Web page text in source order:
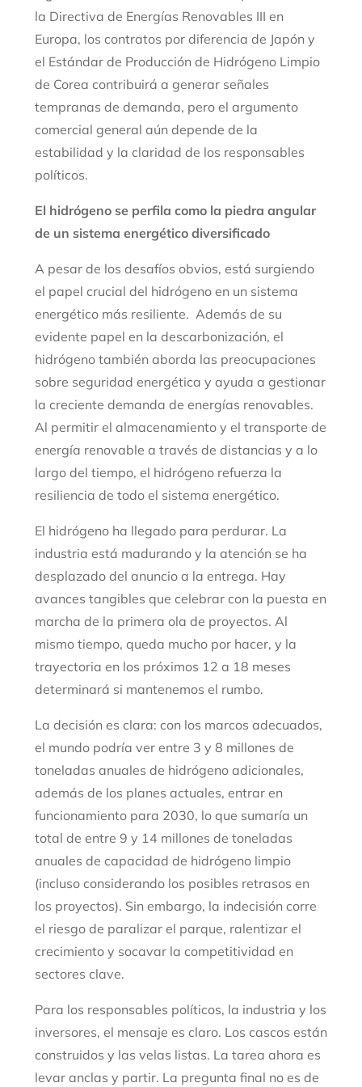
la Directiva de Energías Renovables III en
Europa, los contratos por diferencia de Japón y
el Estándar de Producción de Hidrógeno Limpio
de Corea contribuirá a generar señales
tempranas de demanda, pero el argumento
comercial general aún depende de la
estabilidad y la claridad de los responsables
políticos.
El hidrógeno se perfila como la piedra angular
de un sistema energético diversificado
A pesar de los desafíos obvios, está surgiendo
el papel crucial del hidrógeno en un sistema
energético más resiliente. Además de su
evidente papel en la descarbonización, el
hidrógeno también aborda las preocupaciones
sobre seguridad energética y ayuda a gestionar
la creciente demanda de energías renovables.
Al permitir el almacenamiento y el transporte de
energía renovable a través de distancias y a lo
largo del tiempo, el hidrógeno refuerza la
resiliencia de todo el sistema energético.
El hidrógeno ha llegado para perdurar. La
industria está madurando y la atención se ha
desplazado del anuncio a la entrega. Hay
avances tangibles que celebrar con la puesta en
marcha de la primera ola de proyectos. Al
mismo tiempo, queda mucho por hacer, y la
trayectoria en los próximos 12 a 18 meses
determinará si mantenemos el rumbo.
La decisión es clara: con los marcos adecuados,
el mundo podría ver entre 3 y 8 millones de
toneladas anuales de hidrógeno adicionales,
además de los planes actuales, entrar en
funcionamiento para 2030, lo que sumaría un
total de entre 9 y 14 millones de toneladas
anuales de capacidad de hidrógeno limpio
(incluso considerando los posibles retrasos en
los proyectos). Sin embargo, la indecisión corre
el riesgo de paralizar el parque, ralentizar el
crecimiento y socavar la competitividad en
sectores clave.
Para los responsables políticos, la industria y los
inversores, el mensaje es claro. Los cascos están
construidos y las velas listas. La tarea ahora es
levar anclas y partir. La pregunta final no es de